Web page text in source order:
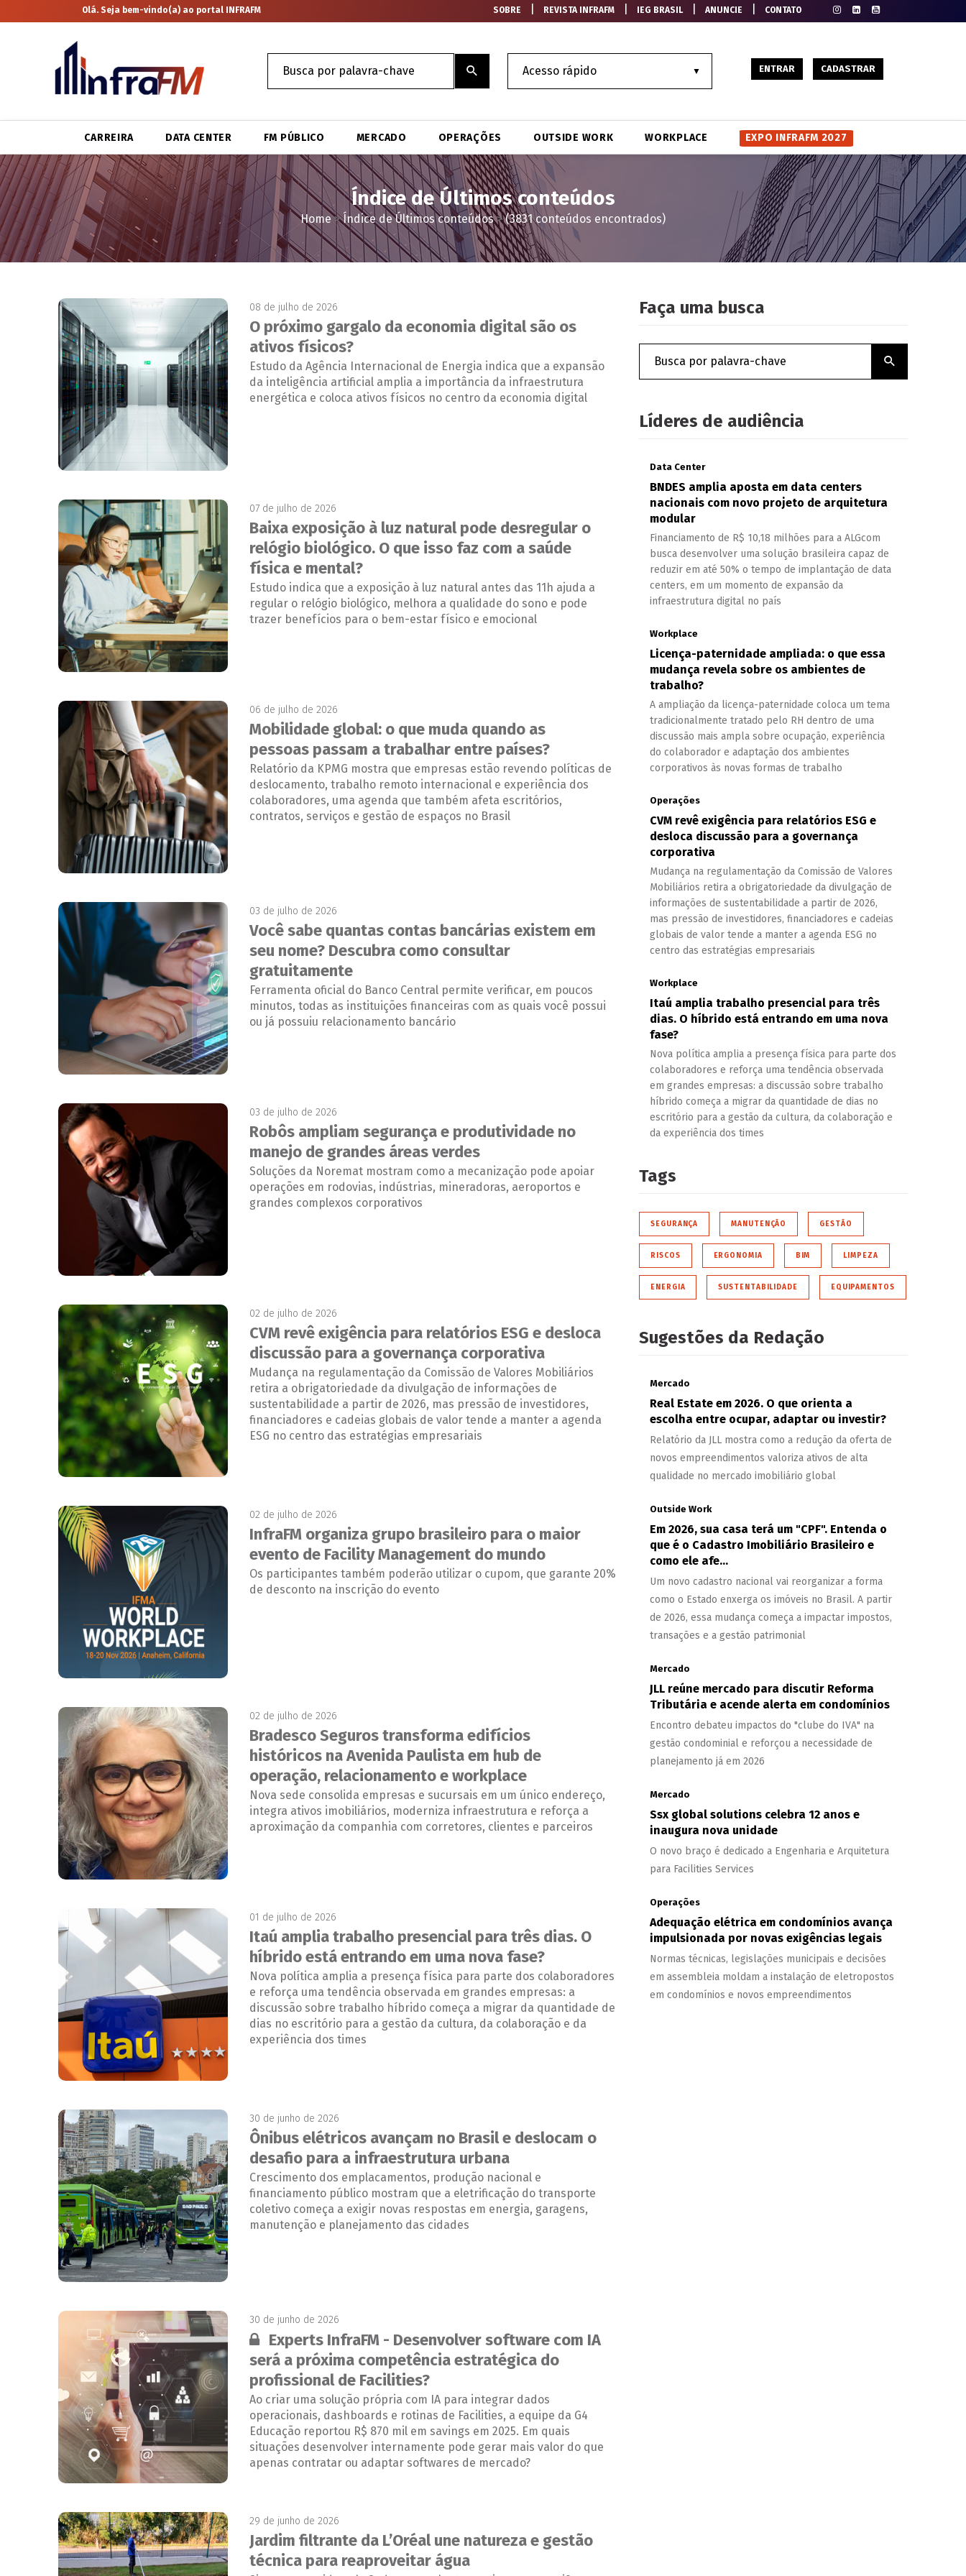
Olá. Seja bem-vindo(a) ao portal INFRAFM SOBRE REVISTA INFRAFM IEG BRASIL|ANUNCIE CONTATO
ENTRAR CADASTRAR
CARREIRA DATA CENTER FM PÚBLICO MERCADO OPERAÇÕES OUTSIDE WORK WORKPLACE EXPO INFRAFM 2027
Índice de Últimos conteúdos
Home>Índice de Últimos conteúdos>(3831 conteúdos encontrados)
08 de julho de 2026
O próximo gargalo da economia digital são os
ativos físicos?
Estudo da Agência Internacional de Energia indica que a expansão
da inteligência artificial amplia a importância da infraestrutura
energética e coloca ativos físicos no centro da economia digital
07 de julho de 2026
Baixa exposição à luz natural pode desregular o
relógio biológico. O que isso faz com a saúde
física e mental?
Estudo indica que a exposição à luz natural antes das 11h ajuda a
regular o relógio biológico, melhora a qualidade do sono e pode
trazer benefícios para o bem-estar físico e emocional
06 de julho de 2026
Mobilidade global: o que muda quando as
pessoas passam a trabalhar entre países?
Relatório da KPMG mostra que empresas estão revendo políticas de
deslocamento, trabalho remoto internacional e experiência dos
colaboradores, uma agenda que também afeta escritórios,
contratos, serviços e gestão de espaços no Brasil
03 de julho de 2026
Você sabe quantas contas bancárias existem em
seu nome? Descubra como consultar
gratuitamente
Ferramenta oficial do Banco Central permite verificar, em poucos
minutos, todas as instituições financeiras com as quais você possui
ou já possuiu relacionamento bancário
03 de julho de 2026
Robôs ampliam segurança e produtividade no
manejo de grandes áreas verdes
Soluções da Noremat mostram como a mecanização pode apoiar
operações em rodovias, indústrias, mineradoras, aeroportos e
grandes complexos corporativos
02 de julho de 2026
CVM revê exigência para relatórios ESG e desloca
discussão para a governança corporativa
Mudança na regulamentação da Comissão de Valores Mobiliários
retira a obrigatoriedade da divulgação de informações de
sustentabilidade a partir de 2026, mas pressão de investidores,
financiadores e cadeias globais de valor tende a manter a agenda
ESG no centro das estratégias empresariais
02 de julho de 2026
InfraFM organiza grupo brasileiro para o maior
evento de Facility Management do mundo
Os participantes também poderão utilizar o cupom, que garante 20%
de desconto na inscrição do evento
02 de julho de 2026
Bradesco Seguros transforma edifícios
históricos na Avenida Paulista em hub de
operação, relacionamento e workplace
Nova sede consolida empresas e sucursais em um único endereço,
integra ativos imobiliários, moderniza infraestrutura e reforça a
aproximação da companhia com corretores, clientes e parceiros
01 de julho de 2026
Itaú amplia trabalho presencial para três dias. O
híbrido está entrando em uma nova fase?
Nova política amplia a presença física para parte dos colaboradores
e reforça uma tendência observada em grandes empresas: a
discussão sobre trabalho híbrido começa a migrar da quantidade de
dias no escritório para a gestão da cultura, da colaboração e da
experiência dos times
30 de junho de 2026
Ônibus elétricos avançam no Brasil e deslocam o
desafio para a infraestrutura urbana
Crescimento dos emplacamentos, produção nacional e
financiamento público mostram que a eletrificação do transporte
coletivo começa a exigir novas respostas em energia, garagens,
manutenção e planejamento das cidades
30 de junho de 2026
Conteúdo restrito:
Experts InfraFM - Desenvolver software com IA
será a próxima competência estratégica do
profissional de Facilities?
Ao criar uma solução própria com IA para integrar dados
operacionais, dashboards e rotinas de Facilities, a equipe da G4
Educação reportou R$ 870 mil em savings em 2025. Em quais
situações desenvolver internamente pode gerar mais valor do que
apenas contratar ou adaptar softwares de mercado?
29 de junho de 2026
Jardim filtrante da L’Oréal une natureza e gestão
técnica para reaproveitar água
Faça uma busca
Líderes de audiência
Data Center
BNDES amplia aposta em data centers
nacionais com novo projeto de arquitetura
modular
Financiamento de R$ 10,18 milhões para a ALGcom
busca desenvolver uma solução brasileira capaz de
reduzir em até 50% o tempo de implantação de data
centers, em um momento de expansão da
infraestrutura digital no país
Workplace
Licença-paternidade ampliada: o que essa
mudança revela sobre os ambientes de
trabalho?
A ampliação da licença-paternidade coloca um tema
tradicionalmente tratado pelo RH dentro de uma
discussão mais ampla sobre ocupação, experiência
do colaborador e adaptação dos ambientes
corporativos às novas formas de trabalho
Operações
CVM revê exigência para relatórios ESG e
desloca discussão para a governança
corporativa
Mudança na regulamentação da Comissão de Valores
Mobiliários retira a obrigatoriedade da divulgação de
informações de sustentabilidade a partir de 2026,
mas pressão de investidores, financiadores e cadeias
globais de valor tende a manter a agenda ESG no
centro das estratégias empresariais
Workplace
Itaú amplia trabalho presencial para três
dias. O híbrido está entrando em uma nova
fase?
Nova política amplia a presença física para parte dos
colaboradores e reforça uma tendência observada
em grandes empresas: a discussão sobre trabalho
híbrido começa a migrar da quantidade de dias no
escritório para a gestão da cultura, da colaboração e
da experiência dos times
Tags
SEGURANÇA MANUTENÇÃO GESTÃO
RISCOS ERGONOMIA BIM LIMPEZA
ENERGIA SUSTENTABILIDADE EQUIPAMENTOS
Sugestões da Redação
Mercado
Real Estate em 2026. O que orienta a
escolha entre ocupar, adaptar ou investir?
Relatório da JLL mostra como a redução da oferta de
novos empreendimentos valoriza ativos de alta
qualidade no mercado imobiliário global
Outside Work
Em 2026, sua casa terá um "CPF". Entenda o
que é o Cadastro Imobiliário Brasileiro e
como ele afe...
Um novo cadastro nacional vai reorganizar a forma
como o Estado enxerga os imóveis no Brasil. A partir
de 2026, essa mudança começa a impactar impostos,
transações e a gestão patrimonial
Mercado
JLL reúne mercado para discutir Reforma
Tributária e acende alerta em condomínios
Encontro debateu impactos do "clube do IVA" na
gestão condominial e reforçou a necessidade de
planejamento já em 2026
Mercado
Ssx global solutions celebra 12 anos e
inaugura nova unidade
O novo braço é dedicado a Engenharia e Arquitetura
para Facilities Services
Operações
Adequação elétrica em condomínios avança
impulsionada por novas exigências legais
Normas técnicas, legislações municipais e decisões
em assembleia moldam a instalação de eletropostos
em condomínios e novos empreendimentos